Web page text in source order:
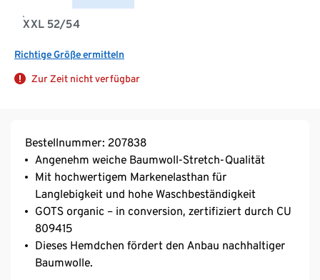
XXL 52/54
Richtige Größe ermitteln
Zur Zeit nicht verfügbar
Bestellnummer: 207838
Angenehm weiche Baumwoll-Stretch-Qualität
Mit hochwertigem Markenelasthan für
Langlebigkeit und hohe Waschbeständigkeit
GOTS organic – in conversion, zertifiziert durch CU
809415
Dieses Hemdchen fördert den Anbau nachhaltiger
Baumwolle.